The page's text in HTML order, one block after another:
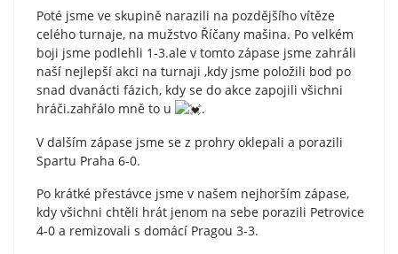
Poté jsme ve skupině narazili na pozdějšího vítěze
celého turnaje, na mužstvo Říčany mašina. Po velkém
boji jsme podlehli 1-3.ale v tomto zápase jsme zahráli
naší nejlepší akci na turnaji ,kdy jsme položili bod po
snad dvanácti fázich, kdy se do akce zapojili všichni
hráči.zahřálo mně to u
.
V dalším zápase jsme se z prohry oklepali a porazili
Spartu Praha 6-0.
Po krátké přestávce jsme v našem nejhorším zápase,
kdy všichni chtěli hrát jenom na sebe porazili Petrovice
4-0 a remizovali s domácí Pragou 3-3.